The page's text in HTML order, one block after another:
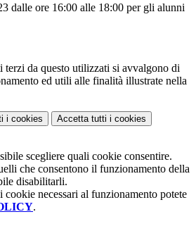
dalle ore 16:00 alle 18:00 per gli alunni
terzi da questo utilizzati si avvalgono di
ed utili alle finalità illustrate nella
i cookies Accetta tutti i cookies
scegliere quali cookie consentire.
che consentono il funzionamento della
disabilitarli.
cookie necessari al funzionamento potete
.